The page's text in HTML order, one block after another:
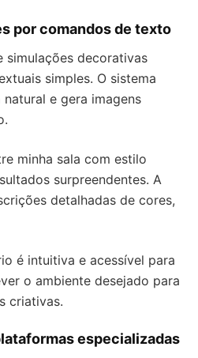
por comandos de texto
simulações decorativas
simples. O sistema
e gera imagens
minha sala com estilo
surpreendentes. A
detalhadas de cores,
é intuitiva e acessível para
o ambiente desejado para
criativas.
especializadas